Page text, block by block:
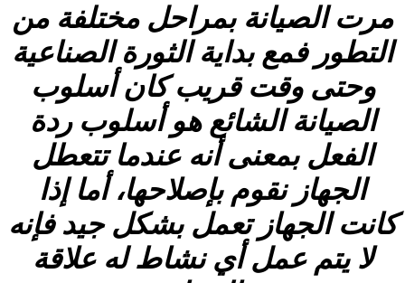
مرت الصيانة بمراحل مختلفة من
التطور فمع بداية الثورة الصناعية
وحتى وقت قريب كان أسلوب
الصيانة الشائع هو أسلوب ردة
الفعل بمعنى أنه عندما تتعطل
الجهاز نقوم بإصلاحها، أما إذا
كانت الجهاز تعمل بشكل جيد فإنه
لا يتم عمل أي نشاط له علاقة